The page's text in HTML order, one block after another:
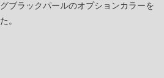
ブラックパールのオプションカラーを
。